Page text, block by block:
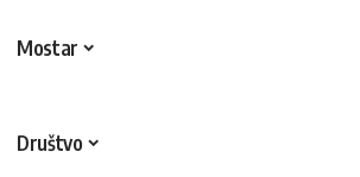
Mostar
Društvo